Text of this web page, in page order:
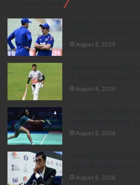
August 6, 2026
August 6, 2026
August 6, 2026
August 6, 2026